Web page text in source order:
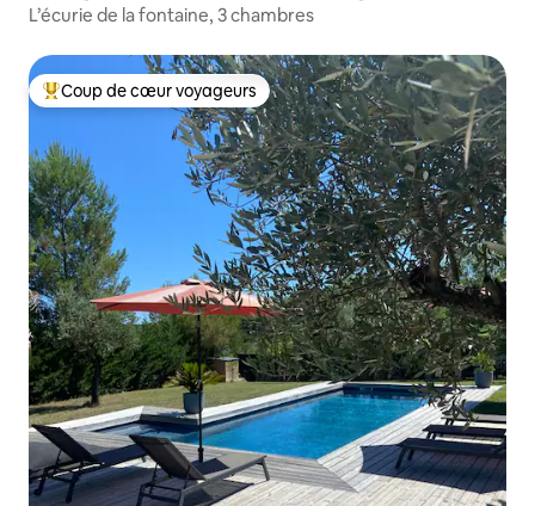
L’écurie de la fontaine, 3 chambres
Coups de cœur voyageurs les plus appréciés
Coup de cœur voyageurs